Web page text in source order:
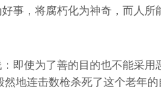
事，将腐朽化为神奇，而人所
即使为了善的目的也不能采用
地连击数枪杀死了这个老年的